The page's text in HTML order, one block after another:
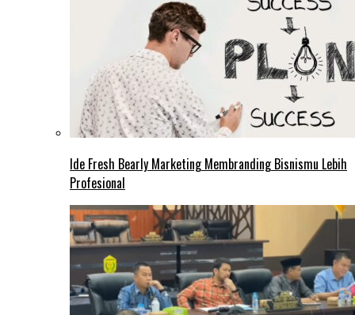
Ide Fresh Bearly Marketing Membranding Bisnismu Lebih
Profesional